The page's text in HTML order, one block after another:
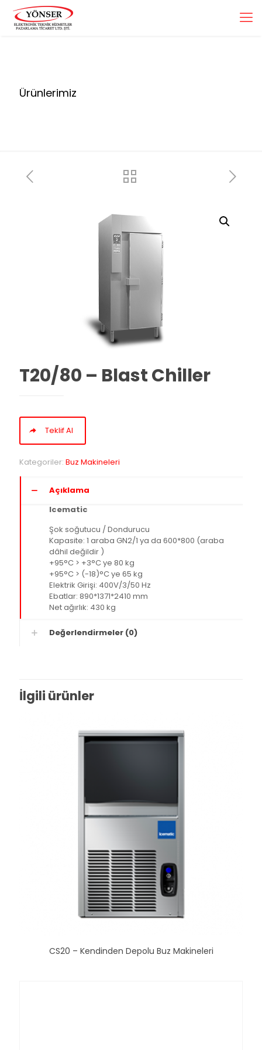
Ürünlerimiz
T20/80 – Blast Chiller
Teklif Al
Kategoriler: Buz Makineleri
Açıklama
Icematic
Şok soğutucu / Dondurucu
Kapasite: 1 araba GN2/1 ya da 600*800 (araba
dâhil değildir )
+95°C > +3°C ye 80 kg
+95°C > (-18)°C ye 65 kg
Elektrik Girişi: 400V/3/50 Hz
Ebatlar: 890*1371*2410 mm
Net ağırlık: 430 kg
Değerlendirmeler (0)
İlgili ürünler
CS20 – Kendinden Depolu Buz Makineleri